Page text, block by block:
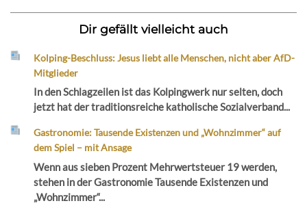
Dir gefällt vielleicht auch
Kolping-Beschluss: Jesus liebt alle Menschen, nicht aber AfD-
Mitglieder
In den Schlagzeilen ist das Kolpingwerk nur selten, doch
jetzt hat der traditionsreiche katholische Sozialverband...
Gastronomie: Tausende Existenzen und „Wohnzimmer“ auf
dem Spiel – mit Ansage
Wenn aus sieben Prozent Mehrwertsteuer 19 werden,
stehen in der Gastronomie Tausende Existenzen und
„Wohnzimmer“...